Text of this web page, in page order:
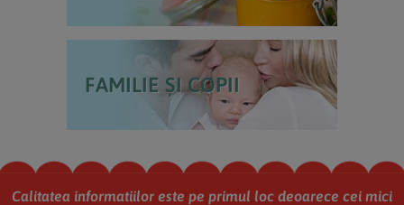
FAMILIE ȘI COPII
Calitatea informatiilor este pe primul loc deoarece cei mici